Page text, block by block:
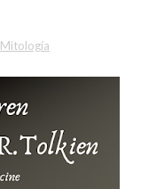
Mitología